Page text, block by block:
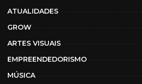
ATUALIDADES
GROW
ARTES VISUAIS
EMPREENDEDORISMO
MÚSICA